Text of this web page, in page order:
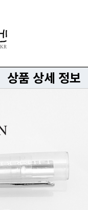
상품 상세 정보